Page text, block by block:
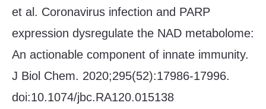
et al. Coronavirus infection and PARP
expression dysregulate the NAD metabolome:
An actionable component of innate immunity.
J Biol Chem. 2020;295(52):17986-17996.
doi:10.1074/jbc.RA120.015138